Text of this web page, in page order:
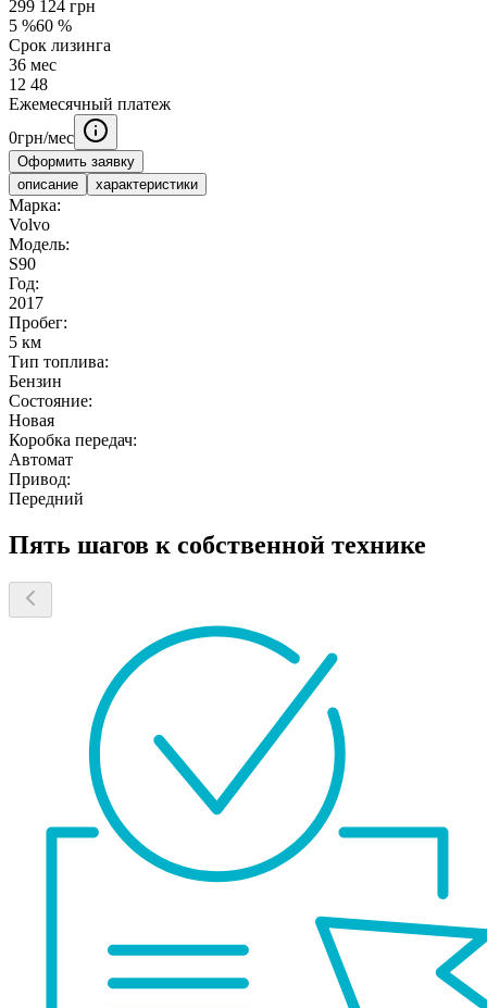
299 124 грн
5 %60 %
Срок лизинга
36 мес
12 48
Ежемесячный платеж
0грн/мес
Оформить заявку
описание
характеристики
Марка:
Volvo
Модель:
S90
Год:
2017
Пробег:
5 км
Тип топлива:
Бензин
Состояние:
Новая
Коробка передач:
Автомат
Привод:
Передний
Пять шагов к собственной технике